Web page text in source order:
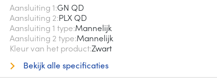
Aansluiting 1 GN QD
Aansluiting 2 PLX QD
Aansluiting 1 type Mannelijk
Aansluiting 2 type Mannelijk
Kleur van het productZwart
Bekijk alle specificaties